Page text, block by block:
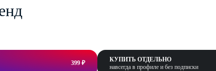
399 ₽
КУПИТЬ ОТДЕЛЬНО
навсегда в профиле и без подписки